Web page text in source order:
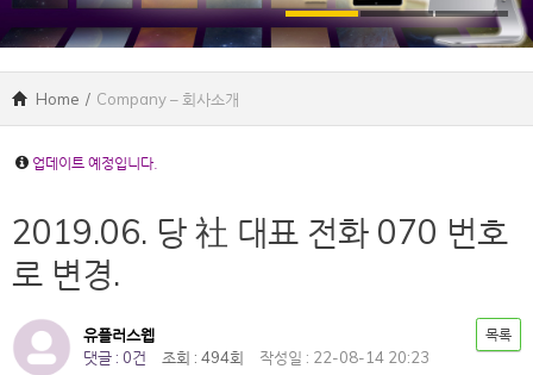
Home / Company – 회사소개
업데이트 예정입니다.
2019.06. 당 社 대표 전화 070 번호
로 변경.
유플러스웹
댓글 : 0건
조회 : 494회 작성일 : 22-08-14 20:23
목록